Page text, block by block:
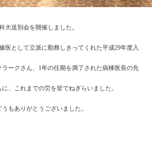
大送別会を開催しました。
医として立派に勤務しきってくれた平成29年度入
ークさん、1年の任期を満了された病棟医長の先
、これまでの労を皆でねぎらいました。
もありがとうございました。